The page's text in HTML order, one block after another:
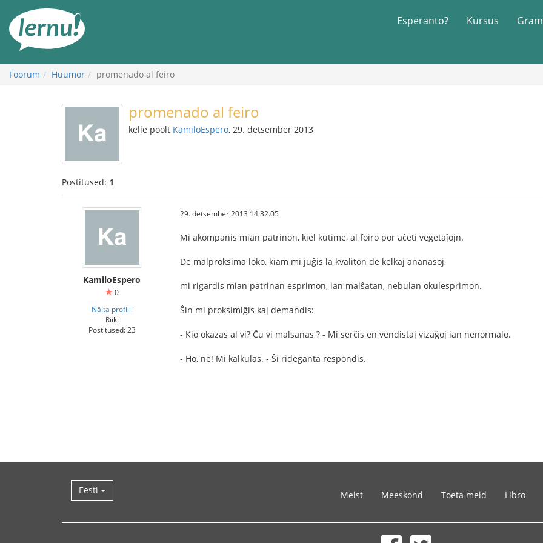
juurde
Esperanto? Kursus
Foorum Huumor promenado al feiro
promenado al feiro
kelle poolt KamiloEspero, 29. detsember 2013
Postitused: 1
KamiloEspero
0
Näita profiili
Riik:
Postitused: 23
29. detsember 2013 14:32.05
Mi akompanis mian patrinon, kiel kutime, al foiro por aĉeti vegetaĵojn.
De malproksima loko, kiam mi juĝis la kvaliton de kelkaj ananasoj,
mi rigardis mian patrinan esprimon, ian malŝatan, nebulan okulesprimon.
Ŝin mi proksimiĝis kaj demandis:
- Kio okazas al vi? Ĉu vi malsanas ? - Mi serĉis en vendistaj vizaĝoj ian nenormalo.
- Ho, ne! Mi kalkulas. - Ŝi rideganta respondis.
Eesti Meist Meeskond Toeta meid Libro